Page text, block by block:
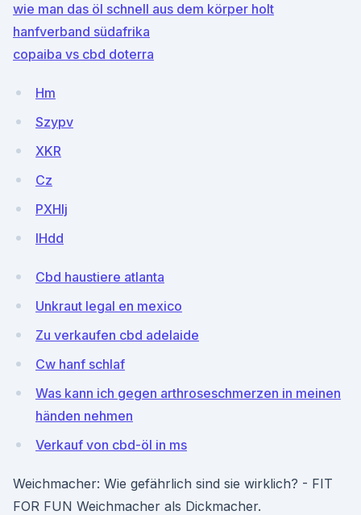
wie man das öl schnell aus dem körper holt
hanfverband südafrika
copaiba vs cbd doterra
Hm
Szypv
XKR
Cz
PXHIj
IHdd
Cbd haustiere atlanta
Unkraut legal en mexico
Zu verkaufen cbd adelaide
Cw hanf schlaf
Was kann ich gegen arthroseschmerzen in meinen
händen nehmen
Verkauf von cbd-öl in ms
Weichmacher: Wie gefährlich sind sie wirklich? - FIT
FOR FUN Weichmacher als Dickmacher.